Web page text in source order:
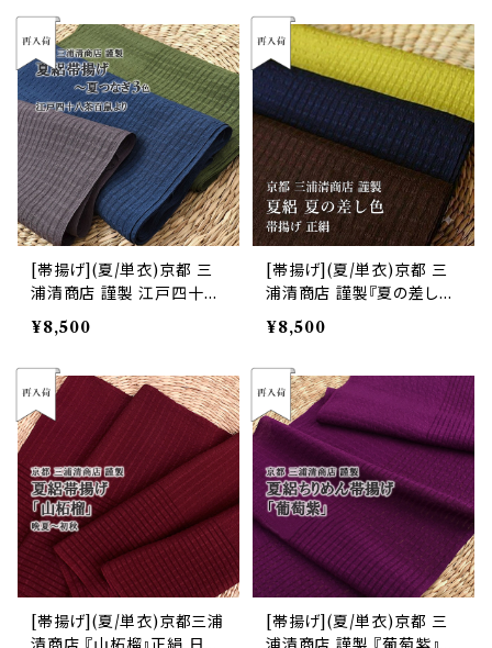
[帯揚げ](夏/単衣)京都 三
浦清商店 謹製 江戸四十八
茶鼠『夏つなぎ３色』ちりめ
ん丹後産 正絹 (商品番号:1
¥8,500
[帯揚げ](夏/単衣)京都 三
浦清商店 謹製『夏の差し
色』岩滝丹後ちりめん(商品
番号:7460)
¥8,500
[帯揚げ](夏/単衣)京都三浦
[帯揚げ](夏/単衣)京都 三